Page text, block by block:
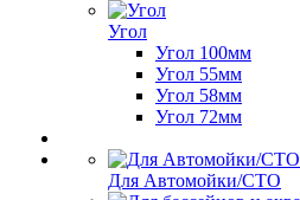
Угол
Угол 100мм
Угол 55мм
Угол 58мм
Угол 72мм
Для Автомойки/СТО